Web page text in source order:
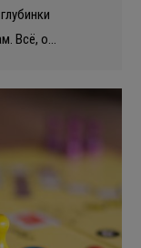
Всё, о…